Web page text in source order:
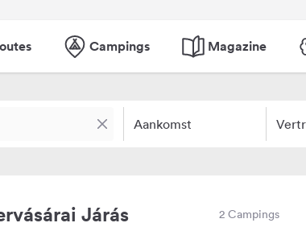
Campings Magazine
Aankomst
Járás 2 Campings